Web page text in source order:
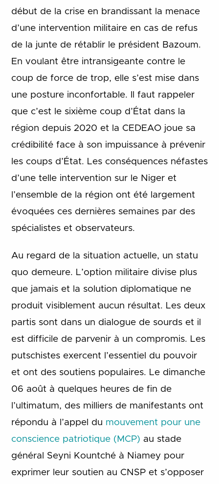
début de la crise en brandissant la menace
d’une intervention militaire en cas de refus
de la junte de rétablir le président Bazoum.
En voulant être intransigeante contre le
coup de force de trop, elle s’est mise dans
une posture inconfortable. Il faut rappeler
que c’est le sixième coup d’État dans la
région depuis 2020 et la CEDEAO joue sa
crédibilité face à son impuissance à prévenir
les coups d’État. Les conséquences néfastes
d’une telle intervention sur le Niger et
l’ensemble de la région ont été largement
évoquées ces dernières semaines par des
spécialistes et observateurs.
Au regard de la situation actuelle, un statu
quo demeure. L’option militaire divise plus
que jamais et la solution diplomatique ne
produit visiblement aucun résultat. Les deux
partis sont dans un dialogue de sourds et il
est difficile de parvenir à un compromis. Les
putschistes exercent l’essentiel du pouvoir
et ont des soutiens populaires. Le dimanche
06 août à quelques heures de fin de
l’ultimatum, des milliers de manifestants ont
répondu à l’appel du mouvement pour une
conscience patriotique (MCP) au stade
général Seyni Kountché à Niamey pour
exprimer leur soutien au CNSP et s’opposer